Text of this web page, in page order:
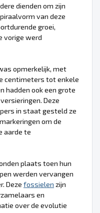
dienden om zijn
van deze
groei,
vorige werd
opmerkelijk, met
centimeters tot enkele
hadden ook een grote
Deze
in staat gesteld ze
om de
aarde te
plaats toen hun
werden vervangen
Deze fossielen zijn
en
over de evolutie